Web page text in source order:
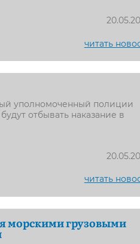
читать
уполномоченный полиции
отбывать наказание в
читать
морскими грузовыми